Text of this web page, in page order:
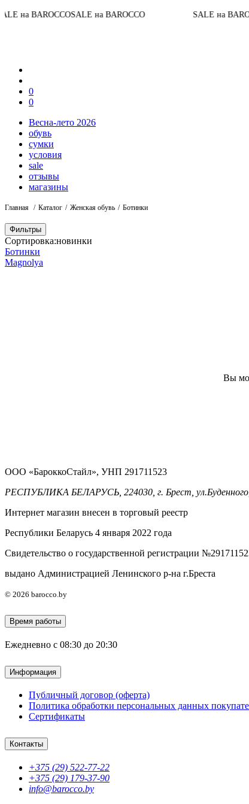
на BAROCCOSALE на BAROCCO SALE на
0
0
Весна-лето 2026
обувь
сумки
условия
sale
отзывы
магазины
Главная Каталог Женская обувь Ботинки
Фильтры
Сортировка:новинки
Ботинки
Magnolya
Вы
ООО «БароккоСтайл», УНП 291711523
РЕСПУБЛИКА БЕЛАРУСЬ, 224030, г. Брест,
Интернет магазин внесен в торговый реестр
Республики Беларусь 4 января 2022 года
Свидетельство о государственной регистрации
выдано Администрацией Ленинского р-на г.Бреста
© 2026 barocco.by
Время работы
Ежедневно с 08:30 до 20:30
Информация
Публичный договор (оферта)
Политика обработки персональных данных
Сертификаты
Контакты
+375 (29) 522-77-22
+375 (29) 179-37-90
info@barocco.by